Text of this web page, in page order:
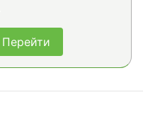
Перейти